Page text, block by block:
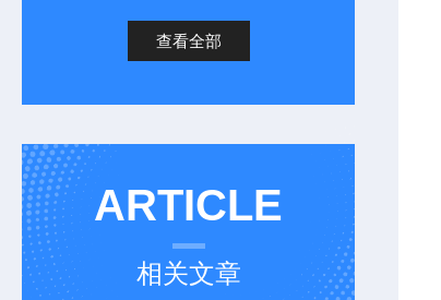
查看全部
ARTICLE
相关文章